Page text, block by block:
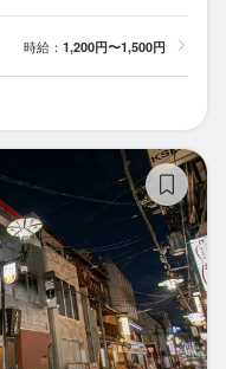
時給： 1,200円〜1,500円